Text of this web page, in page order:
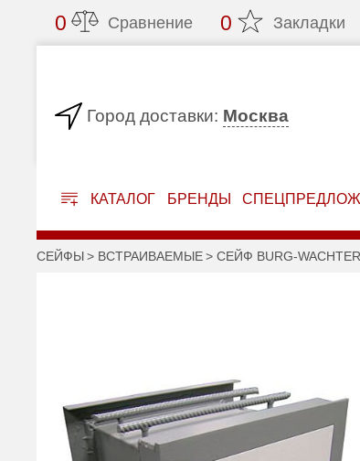
0 Сравнение 0 Закладки
Город доставки: Москва
КАТАЛОГ БРЕНДЫ
СЕЙФЫ ВСТРАИВАЕМЫЕ СЕЙФ BURG-